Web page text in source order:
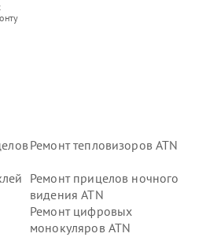
Ремонт тепловизоров ATN
Ремонт прицелов ночного
видения ATN
Ремонт цифровых
монокуляров ATN